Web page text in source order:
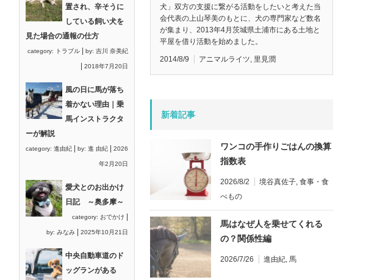
置され、辛そうに
している飼い犬を
見た場合の通報の仕方
category: トラブル by: 吉川 奈美紀
2018年7月20日
風の日に馬が落ち
着かない理由｜乗
馬インストラクタ
ーが解説
category: 進由紀 by: 進 由紀 2026
年2月20日
愛犬とのお出かけ
日記 ～奥多摩～
category: おでかけ
by: みなみ 2025年10月21日
中央自動車道のド
ッグランがある
犬」双方の支援に繋がる活動をしたいと考えた当
会代表の上山琴美のもとに、犬の専門家など数名
が集まり、2013年4月茨城県土浦市にある土地と
平屋を借り活動を始めました。
2014/8/9 アニマルライツ, 里見潤
新着記事
ワンコの手作りごはんの換算
指数表
2026/8/2 境谷真佐子, 食事・食
べもの
馬はなぜ人を乗せてくれる
の？関係性編
2026/7/26 進由紀, 馬